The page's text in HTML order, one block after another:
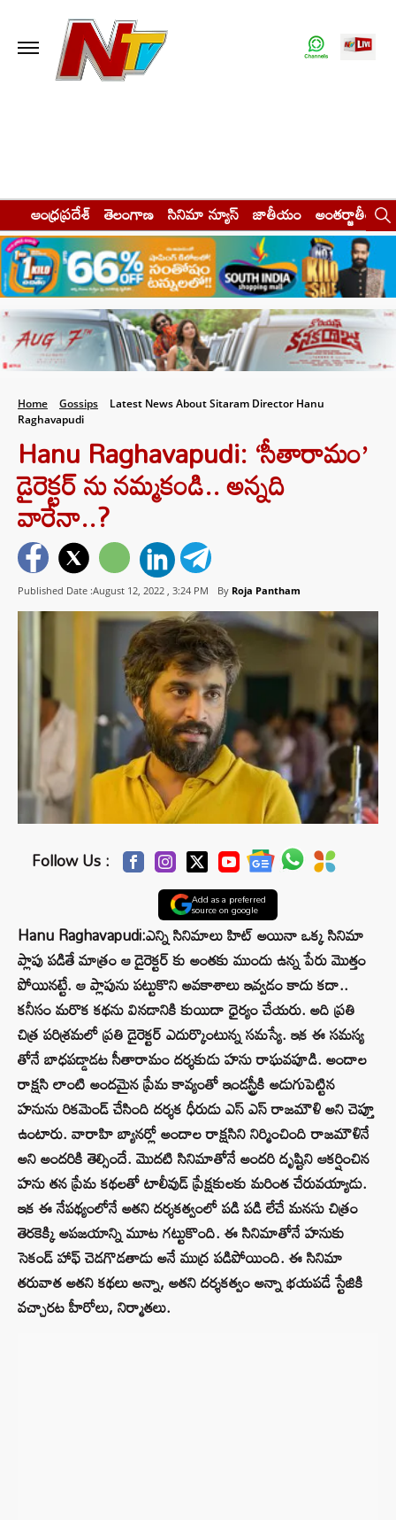
ఆంధ్రప్రదేశ్ తెలంగాణ సినిమా న్యూస్ జాతీయం అంతర్జాతీయం
Home Gossips
Latest News About Sitaram Director Hanu
Raghavapudi
Hanu Raghavapudi: ‘సీతారామం’
డైరెక్టర్ ను నమ్మకండి.. అన్నది
వారేనా..?
Published Date :August 12, 2022 , 3:24 PM By Roja Pantham
Follow Us :
Add as a preferred
source on google
Hanu Raghavapudi:ఎన్ని సినిమాలు హిట్ అయినా ఒక్క సినిమా
ప్లాపు పడితే మాత్రం ఆ డైరెక్టర్ కు అంతకు ముందు ఉన్న పేరు మొత్తం
పోయినట్టే. ఆ ప్లాపును పట్టుకొని అవకాశాలు ఇవ్వడం కాదు కదా..
కనీసం మరొక కథను వినడానికి కుయిదా ధైర్యం చేయరు. అది ప్రతి
చిత్ర పరిశ్రమలో ప్రతి డైరెక్టర్ ఎదుర్కొంటున్న సమస్యే. ఇక ఈ సమస్య
తోనే బాధపడ్డాడట సీతారామం దర్శకుడు హను రాఘవపూడి. అందాల
రాక్షసి లాంటి అందమైన ప్రేమ కావ్యంతో ఇండస్ట్రీకి అడుగుపెట్టిన
హనును రికమెండ్ చేసింది దర్శక ధీరుడు ఎస్ ఎస్ రాజమౌళి అని చెప్తూ
ఉంటారు. వారాహి బ్యానర్లో అందాల రాక్షసిని నిర్మించింది రాజమౌళినే
అని అందరికి తెల్సిందే. మొదటి సినిమాతోనే అందరి దృష్టిని ఆకర్షించిన
హను తన ప్రేమ కథలతో టాలీవుడ్ ప్రేక్షకులకు మరింత చేరువయ్యాడు.
ఇక ఈ నేపథ్యంలోనే అతని దర్శకత్వంలో పడి పడి లేచే మనసు చిత్రం
తెరకెక్కి అపజయాన్ని మూట గట్టుకొంది. ఈ సినిమాతోనే హనుకు
సెకండ్ హాఫ్ చెడగొడతాడు అనే ముద్ర పడిపోయింది. ఈ సినిమా
తరువాత అతని కథలు అన్నా, అతని దర్శకత్వం అన్నా భయపడే స్టేజికి
వచ్చారట హీరోలు, నిర్మాతలు.